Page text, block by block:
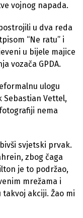
vojnog napada.
u dva reda
“Ne ratu” i
u bijele majice
vozača GPDA.
ulogu
Sebastian Vettel,
nema
svjetski prvak.
zbog čaga
je to podržao,
mrežama i
akciji. Žao mi